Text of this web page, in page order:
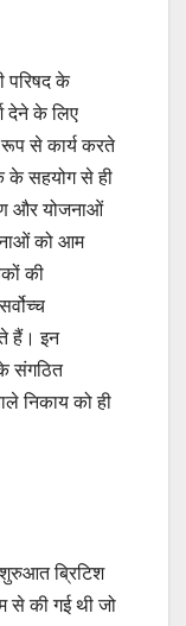
परिषद के
देने के लिए
से कार्य करते
के सहयोग से ही
और योजनाओं
को आम
की
हैं। इन
संगठित
निकाय को ही
ब्रिटिश
से की गई थी जो